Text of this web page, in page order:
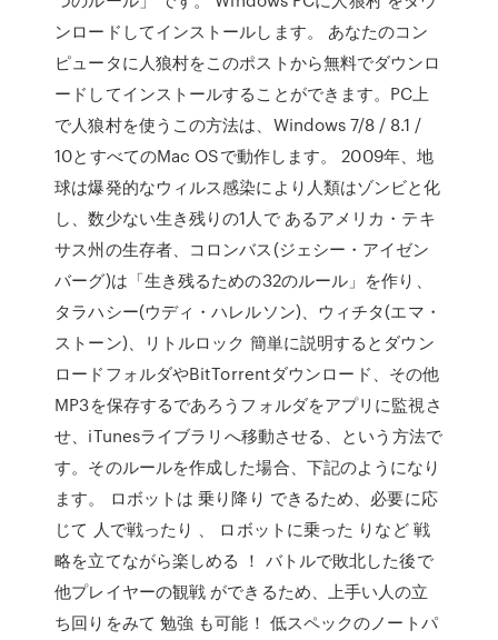
ンロードしてインストールします。 あなたのコン
ピュータに人狼村をこのポストから無料でダウンロ
ードしてインストールすることができます。PC上
で人狼村を使うこの方法は、Windows 7/8 / 8.1 /
10とすべてのMac OSで動作します。 2009年、地
球は爆発的なウィルス感染により人類はゾンビと化
し、数少ない生き残りの1人で あるアメリカ・テキ
サス州の生存者、コロンバス(ジェシー・アイゼン
バーグ)は「生き残るための32のルール」を作り、
タラハシー(ウディ・ハレルソン)、ウィチタ(エマ・
ストーン)、リトルロック 簡単に説明するとダウン
ロードフォルダやBitTorrentダウンロード、その他
MP3を保存するであろうフォルダをアプリに監視さ
せ、iTunesライブラリへ移動させる、という方法で
す。そのルールを作成した場合、下記のようになり
ます。 ロボットは 乗り降り できるため、必要に応
じて 人で戦ったり 、 ロボットに乗った りなど 戦
略を立てながら楽しめる ！ バトルで敗北した後で
他プレイヤーの観戦 ができるため、上手い人の立
ち回りをみて 勉強 も可能！ 低スペックのノートパ